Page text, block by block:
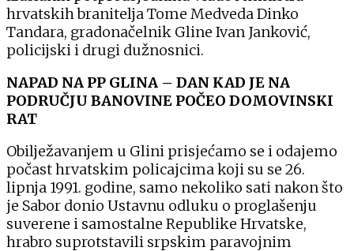
hrvatskih branitelja Tome Medveda Dinko
Tandara, gradonačelnik Gline Ivan Janković,
policijski i drugi dužnosnici.
NAPAD NA PP GLINA – DAN KAD JE NA
PODRUČJU BANOVINE POČEO DOMOVINSKI
RAT
Obilježavanjem u Glini prisjećamo se i odajemo
počast hrvatskim policajcima koji su se 26.
lipnja 1991. godine, samo nekoliko sati nakon što
je Sabor donio Ustavnu odluku o proglašenju
suverene i samostalne Republike Hrvatske,
hrabro suprotstavili srpskim paravojnim